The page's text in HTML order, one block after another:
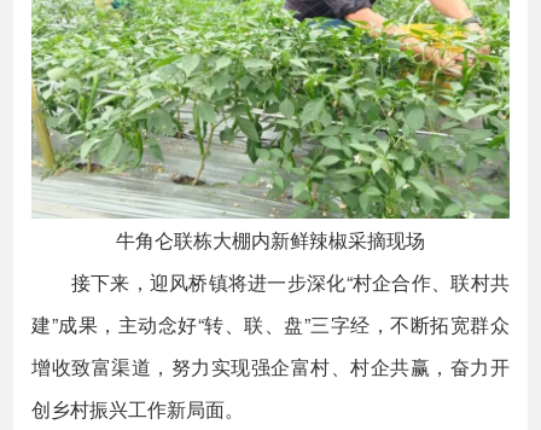
牛角仑联栋大棚内新鲜辣椒采摘现场
接下来，迎风桥镇将进一步深化“村企合作、联村共
建”成果，主动念好“转、联、盘”三字经，不断拓宽群众
增收致富渠道，努力实现强企富村、村企共赢，奋力开
创乡村振兴工作新局面。